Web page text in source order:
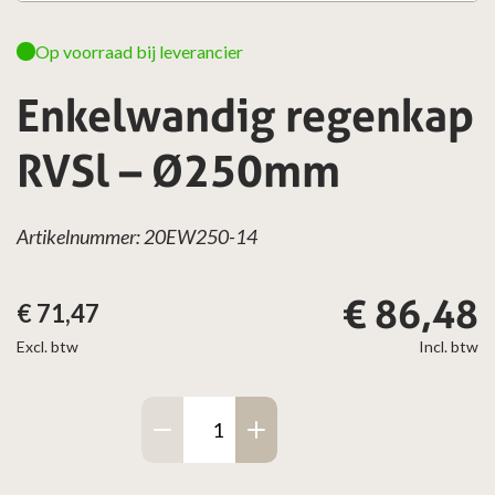
Enkelwandig regenkap
RVSl – Ø250mm
Op voorraad bij leverancier
Incl. btw
€ 86,48
Excl. btw
€71,47
Artikelnummer: 20EW250-14